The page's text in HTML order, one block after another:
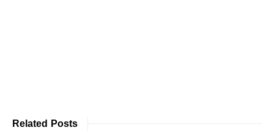
Related Posts